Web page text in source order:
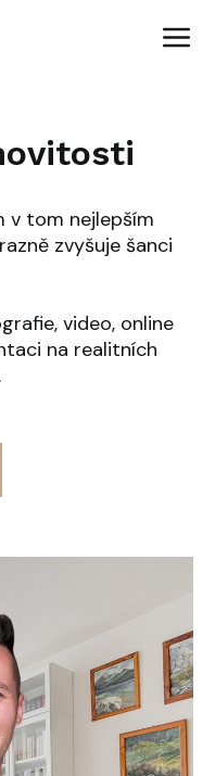
v tom nejlepším
zvyšuje šanci
video, online
na realitních